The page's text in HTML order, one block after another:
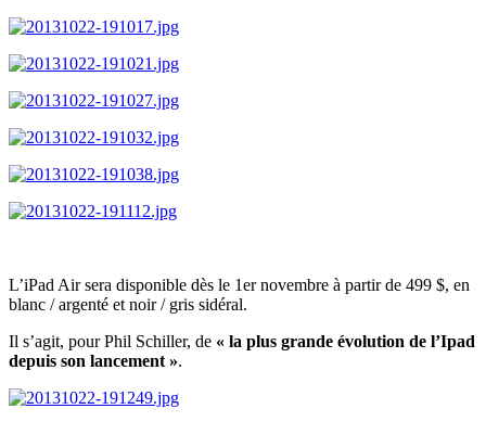
L’iPad Air sera disponible dès le 1er novembre à partir de 499 $, en
blanc / argenté et noir / gris sidéral.
Il s’agit, pour Phil Schiller, de « la plus grande évolution de l’Ipad
depuis son lancement ».